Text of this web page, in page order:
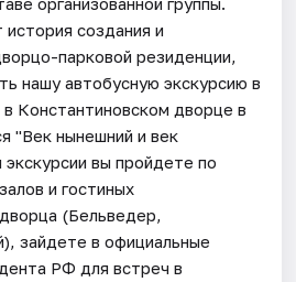
история создания и
парковой резиденции,
нашу автобусную экскурсию в
Константиновском дворце в
"Век нынешний и век
вы пройдете по
и гостиных
(Бельведер,
зайдете в официальные
РФ для встреч в